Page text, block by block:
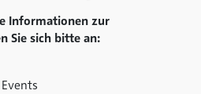
Informationen zur
Sie sich bitte an: